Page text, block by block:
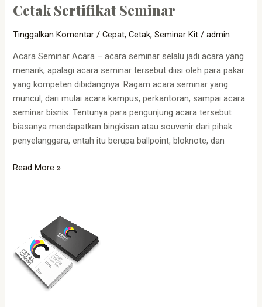
Cetak Sertifikat Seminar
Tinggalkan Komentar /Cepat,Cetak,Seminar Kit /admin
Acara Seminar Acara – acara seminar selalu jadi acara yang
menarik, apalagi acara seminar tersebut diisi oleh para pakar
yang kompeten dibidangnya. Ragam acara seminar yang
muncul, dari mulai acara kampus, perkantoran, sampai acara
seminar bisnis. Tentunya para pengunjung acara tersebut
biasanya mendapatkan bingkisan atau souvenir dari pihak
penyelanggara, entah itu berupa ballpoint, bloknote, dan
Read More »
kartu
Nama
Cepat